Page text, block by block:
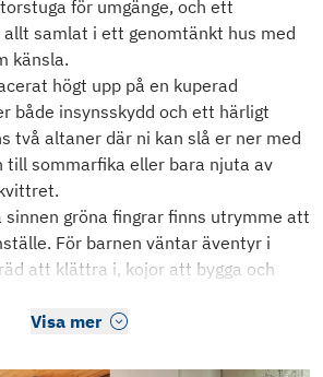
för umgänge, och ett
samlat i ett genomtänkt hus med
känsla.
högt upp på en kuperad
både insynsskydd och ett härligt
två altaner där ni kan slå er ner med
till sommarfika eller bara njuta av
sinnen gröna fingrar finns utrymme att
För barnen väntar äventyr i
att klättra i, kojor att bygga och
Visa mer